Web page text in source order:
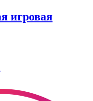
игровая